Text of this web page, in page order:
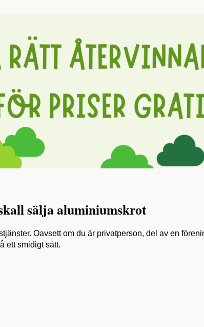
sälja aluminiumskrot
Oavsett om du är privatperson, del av en
ett smidigt sätt.